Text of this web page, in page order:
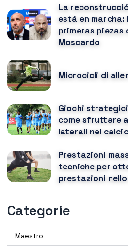
La
está en marcha:
primeras piezas
Moscardo
Microcicli di
Giochi
come sfruttare
laterali nel calcio
Prestazioni
tecniche per
prestazioni
Categorie
Maestro